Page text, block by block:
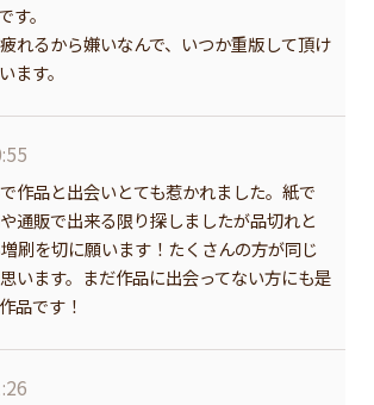
す。
れるから嫌いなんで、いつか重版して頂け
ます。
作品と出会いとても惹かれました。紙で
通販で出来る限り探しましたが品切れと
刷を切に願います！たくさんの方が同じ
います。まだ作品に出会ってない方にも是
品です！